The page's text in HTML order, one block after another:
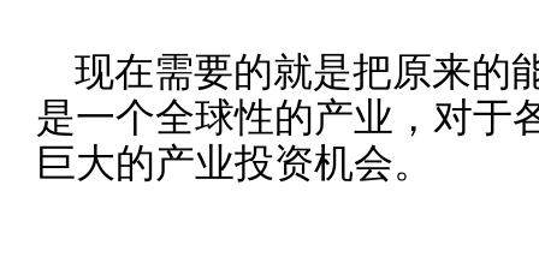
现在需要的就是把原来的
是一个全球性的产业，对于
巨大的产业投资机会。